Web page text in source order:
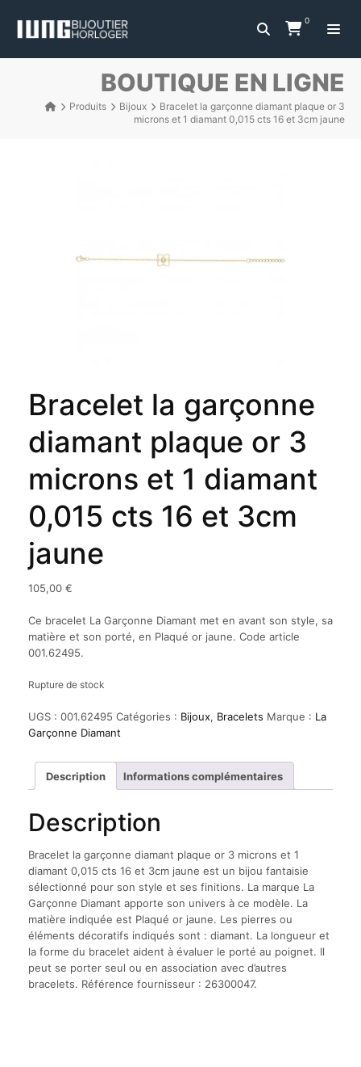
0
BOUTIQUE EN LIGNE
Produits Bijoux
Bracelet la garçonne diamant plaque or 3
microns et 1 diamant 0,015 cts 16 et 3cm jaune
Bracelet la garçonne
diamant plaque or 3
microns et 1 diamant
0,015 cts 16 et 3cm
jaune
105,00 €
Ce bracelet La Garçonne Diamant met en avant son style, sa
matière et son porté, en Plaqué or jaune. Code article
001.62495.
Rupture de stock
UGS : 001.62495 Catégories : Bijoux, Bracelets Marque : La
Garçonne Diamant
Description Informations complémentaires
Description
Bracelet la garçonne diamant plaque or 3 microns et 1
diamant 0,015 cts 16 et 3cm jaune est un bijou fantaisie
sélectionné pour son style et ses finitions. La marque La
Garçonne Diamant apporte son univers à ce modèle. La
matière indiquée est Plaqué or jaune. Les pierres ou
éléments décoratifs indiqués sont : diamant. La longueur et
la forme du bracelet aident à évaluer le porté au poignet. Il
peut se porter seul ou en association avec d’autres
bracelets. Référence fournisseur : 26300047.